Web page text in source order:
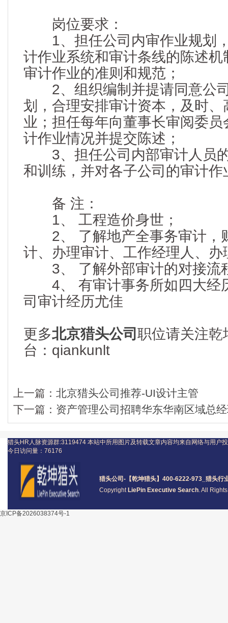
岗位要求：
1、担任公司内审作业规划
计作业系统和审计条线的陈述
审计作业的准则和规范；
2、组织编制并提请同意公
划，合理安排审计资本，及时
业；担任每年向董事长审阅委
计作业情况并提交陈述；
3、担任公司内部审计人员
和训练，并对各子公司的审计
备 注：
1、 工程造价身世；
2、 了解地产全事务审计，
计、办理审计、工作经理人、办
3、 了解外部审计的对接流
4、 有审计事务所如四大经
司审计经历尤佳
更多北京猎头公司职位请关注乾
台：qiankunlt
上一篇： 北京猎头公司推荐-UI设计主管
下一篇： 资产管理公司招聘华东华南区域总
猎头公司 -【乾坤猎头】400-6222-973_ 猎头行
Copyright LiePin Executive Search. All
猎头HR人脉资源群:3119474 本站中所用图片及转载文章内容均来自网络与用户
今日访问量： 76176
京ICP备2026038374号-1